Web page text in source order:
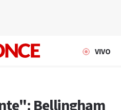
VIVO
Bellingham